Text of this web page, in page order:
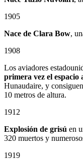
1905
Nace de Clara Bow,
1908
Los aviadores
primera vez el espacio
Hunaudaire, y
10 metros de altura.
1912
Explosión de grisú en
320 muertos y
1919